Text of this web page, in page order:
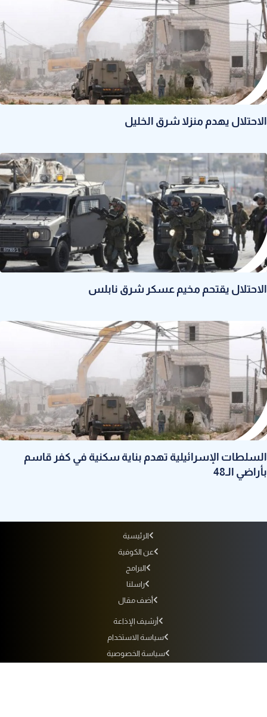
الاحتلال يهدم منزلا شرق الخليل
الاحتلال يقتحم مخيم عسكر شرق نابلس
السلطات الإسرائيلية تهدم بناية سكنية في كفر قاسم
بأراضي الـ48
الرئيسية
عن الكوفية
البرامج
راسلنا
أضف مقال
أرشيف الإذاعة
سياسة الاستخدام
سياسة الخصوصية